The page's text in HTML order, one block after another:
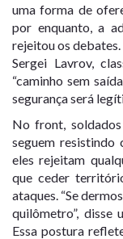
uma forma de
por enquanto, a
rejeitou os debates.
Sergei Lavrov,
“caminho sem
segurança será
No front,
seguem resistindo
eles rejeitam
que ceder
ataques. “Se
quilômetro”, disse
Essa postura